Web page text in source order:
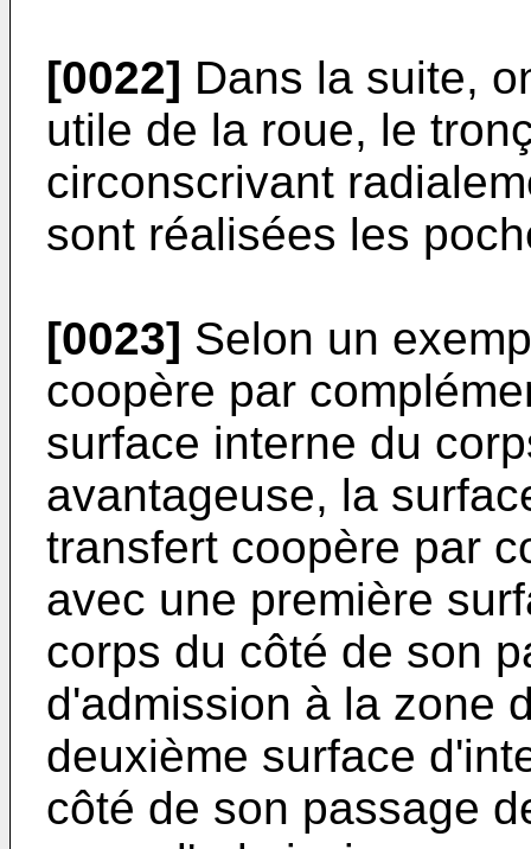
[0022] Dans la suite,
utile de la roue, le
circonscrivant
sont réalisées les
[0023] Selon un
coopère par
surface interne du
avantageuse, la
transfert coopère par
avec une première
corps du côté de son
d'admission à la zone
deuxième surface
côté de son passage